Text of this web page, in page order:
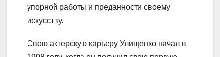
упорной работы и преданности своему
искусству.
Свою актерскую карьеру Улищенко начал в